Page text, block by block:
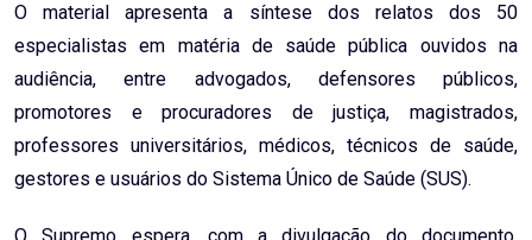
O material apresenta a síntese dos relatos dos 50
especialistas em matéria de saúde pública ouvidos na
audiência, entre advogados, defensores públicos,
promotores e procuradores de justiça, magistrados,
professores universitários, médicos, técnicos de saúde,
gestores e usuários do Sistema Único de Saúde (SUS).